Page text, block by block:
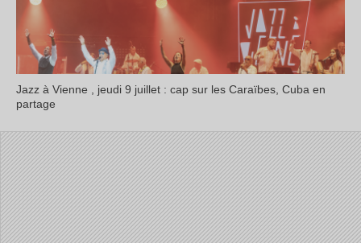
Jazz à Vienne , jeudi 9 juillet : cap sur les Caraïbes, Cuba en
partage